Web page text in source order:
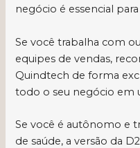
negócio é essencial
Se você trabalha com
equipes de vendas,
Quindtech de forma
todo o seu negócio em
Se você é autônomo e
de saúde, a versão da